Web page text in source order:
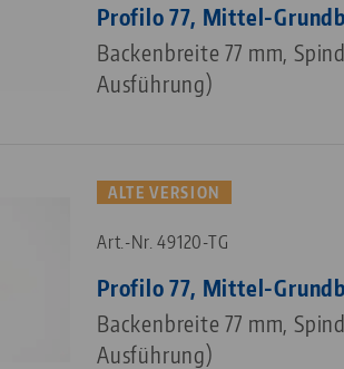
Profilo 77, Mittel-
Backenbreite 77 mm,
Ausführung)
ALTE VERSION
Art.-Nr. 49120-TG
Profilo 77, Mittel-
Backenbreite 77 mm,
Ausführung)